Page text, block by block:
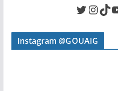
Twitter InstagramTikTok YouTube
Instagram @GOUAIG